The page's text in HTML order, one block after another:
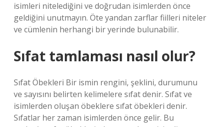
isimleri nitelediğini ve doğrudan isimlerden önce
geldiğini unutmayın. Öte yandan zarflar fiilleri niteler
ve cümlenin herhangi bir yerinde bulunabilir.
Sıfat tamlaması nasıl olur?
Sıfat Öbekleri Bir ismin rengini, şeklini, durumunu
ve sayısını belirten kelimelere sıfat denir. Sıfat ve
isimlerden oluşan öbeklere sıfat öbekleri denir.
Sıfatlar her zaman isimlerden önce gelir. Bu